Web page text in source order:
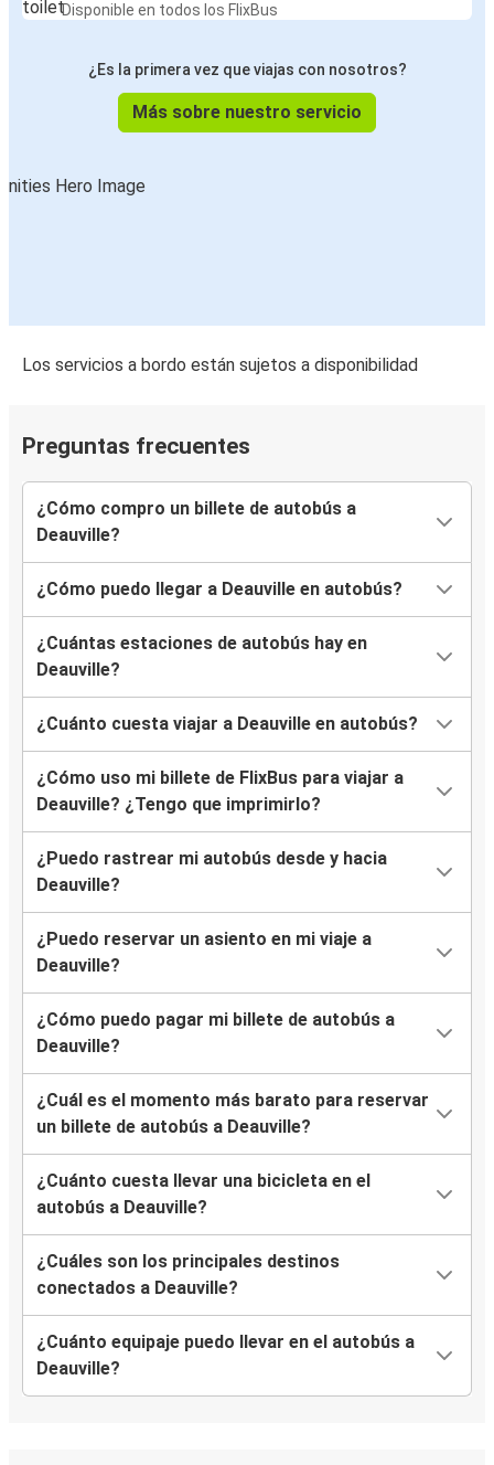
Disponible en todos los FlixBus
¿Es la primera vez que viajas con nosotros?
Más sobre nuestro servicio
Los servicios a bordo están sujetos a disponibilidad
Preguntas frecuentes
¿Cómo compro un billete de autobús a
Deauville?
¿Cómo puedo llegar a Deauville en autobús?
¿Cuántas estaciones de autobús hay en
Deauville?
¿Cuánto cuesta viajar a Deauville en autobús?
¿Cómo uso mi billete de FlixBus para viajar a
Deauville? ¿Tengo que imprimirlo?
¿Puedo rastrear mi autobús desde y hacia
Deauville?
¿Puedo reservar un asiento en mi viaje a
Deauville?
¿Cómo puedo pagar mi billete de autobús a
Deauville?
¿Cuál es el momento más barato para reservar
un billete de autobús a Deauville?
¿Cuánto cuesta llevar una bicicleta en el
autobús a Deauville?
¿Cuáles son los principales destinos
conectados a Deauville?
¿Cuánto equipaje puedo llevar en el autobús a
Deauville?